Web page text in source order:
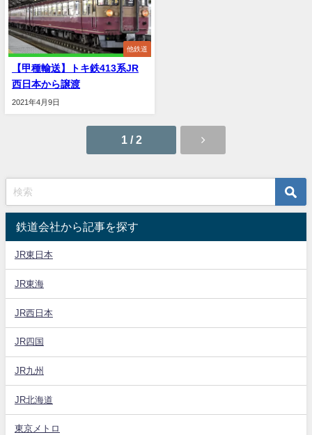
他鉄道
【甲種輸送】トキ鉄413系JR
西日本から譲渡
2021年4月9日
1 / 2
鉄道会社から記事を探す
JR東日本
JR東海
JR西日本
JR四国
JR九州
JR北海道
東京メトロ